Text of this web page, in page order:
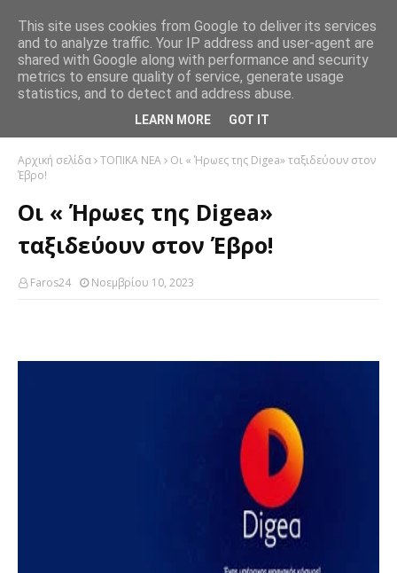
Αρχική σελίδα ΤΟΠΙΚΑ ΝΕΑ
Οι « Ήρωες της Digea» ταξιδεύουν στον
Έβρο!
Οι « Ήρωες της Digea»
ταξιδεύουν στον Έβρο!
Faros24 Νοεμβρίου 10, 2023
This site uses cookies from Google to deliver its services
and to analyze traffic. Your IP address and user-agent are
shared with Google along with performance and security
metrics to ensure quality of service, generate usage
statistics, and to detect and address abuse.
LEARN MORE GOT IT